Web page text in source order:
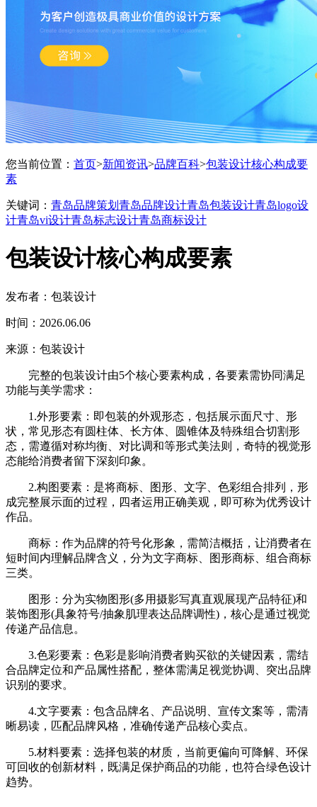
您当前位置： 首页>新闻资讯>品牌百科>包装设计核心构成要
素
关键词： 青岛品牌策划 青岛品牌设计青岛包装设计青岛logo设
计青岛vi设计青岛标志设计青岛商标设计
包装设计核心构成要素
发布者：包装设计
时间：2026.06.06
来源：包装设计
完整的包装设计由5个核心要素构成，各要素需协同满足
功能与美学需求：
1.外形要素：即包装的外观形态，包括展示面尺寸、形
状，常见形态有圆柱体、长方体、圆锥体及特殊组合切割形
态，需遵循对称均衡、对比调和等形式美法则，奇特的视觉形
态能给消费者留下深刻印象。
2.构图要素：是将商标、图形、文字、色彩组合排列，形
成完整展示面的过程，四者运用正确美观，即可称为优秀设计
作品。
商标：作为品牌的符号化形象，需简洁概括，让消费者在
短时间内理解品牌含义，分为文字商标、图形商标、组合商标
三类。
图形：分为实物图形(多用摄影写真直观展现产品特征)和
装饰图形(具象符号/抽象肌理表达品牌调性)，核心是通过视觉
传递产品信息。
3.色彩要素：色彩是影响消费者购买欲的关键因素，需结
合品牌定位和产品属性搭配，整体需满足视觉协调、突出品牌
识别的要求。
4.文字要素：包含品牌名、产品说明、宣传文案等，需清
晰易读，匹配品牌风格，准确传递产品核心卖点。
5.材料要素：选择包装的材质，当前更偏向可降解、环保
可回收的创新材料，既满足保护商品的功能，也符合绿色设计
趋势。